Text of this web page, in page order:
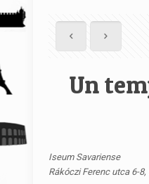
Un
Iseum Savariense
Rákóczi Ferenc utca 6-